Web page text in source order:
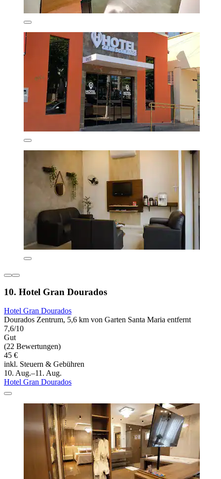
10. Hotel Gran Dourados
Hotel Gran Dourados
Dourados Zentrum, 5,6 km von Garten Santa Maria entfernt
7,6/10
Gut
(22 Bewertungen)
45 €
inkl. Steuern & Gebühren
10. Aug.–11. Aug.
Hotel Gran Dourados